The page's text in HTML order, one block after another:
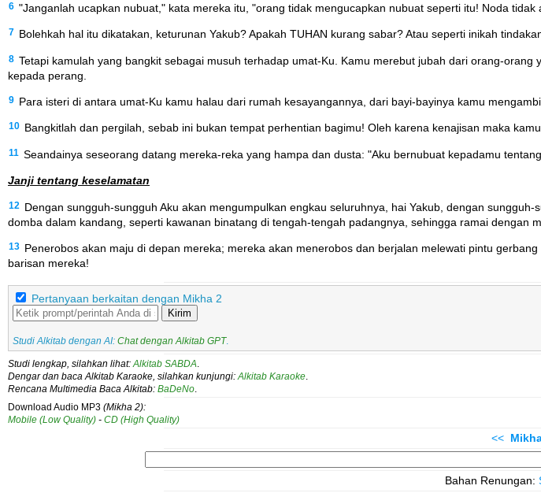
6 "Janganlah ucapkan nubuat," kata mereka itu, "orang tidak mengucapkan nubuat seperti itu! Noda tidak
7 Bolehkah hal itu dikatakan, keturunan Yakub? Apakah TUHAN kurang sabar? Atau seperti inikah
8 Tetapi kamulah yang bangkit sebagai musuh terhadap umat-Ku. Kamu merebut jubah dari orang-
kepada perang.
9 Para isteri di antara umat-Ku kamu halau dari rumah kesayangannya, dari bayi-bayinya kamu
10 Bangkitlah dan pergilah, sebab ini bukan tempat perhentian bagimu! Oleh karena kenajisan maka
11 Seandainya seseorang datang mereka-reka yang hampa dan dusta: "Aku bernubuat kepadamu
Janji tentang keselamatan
12
Dengan sungguh-sungguh Aku akan mengumpulkan engkau seluruhnya, hai Yakub, dengan
domba dalam kandang, seperti kawanan binatang di tengah-tengah padangnya, sehingga ramai dengan
13 Penerobos akan maju di depan mereka; mereka akan menerobos dan berjalan melewati pintu
barisan mereka!
Pertanyaan berkaitan dengan Mikha 2
Kirim
Studi Alkitab dengan AI: Chat dengan Alkitab GPT
Studi lengkap, silahkan lihat: Alkitab SABDA
Dengar dan baca Alkitab Karaoke, silahkan kunjungi: Alkitab Karaoke
Rencana Multimedia Baca Alkitab: BaDeNo
Download Audio MP3 (Mikha 2):
Mobile (Low Quality) - CD (High Quality)
<<
Bahan Renungan: